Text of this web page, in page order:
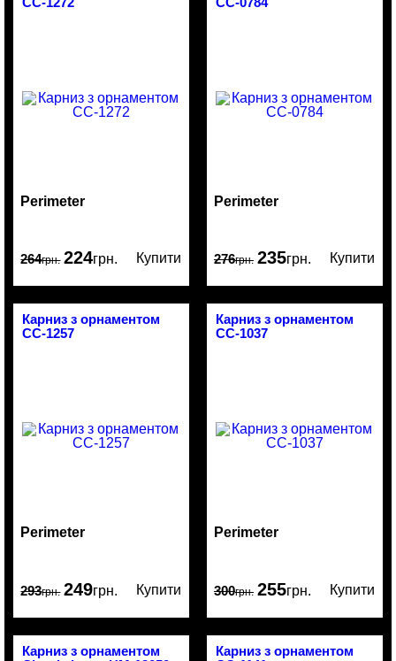
Perimeter
264грн. 224грн. Купити
Perimeter
276грн. 235грн. Купити
Карниз з орнаментом
CC-1257
Perimeter
293грн. 249грн. Купити
Карниз з орнаментом
CC-1037
Perimeter
300грн. 255грн. Купити
Карниз з орнаментом
Карниз з орнаментом